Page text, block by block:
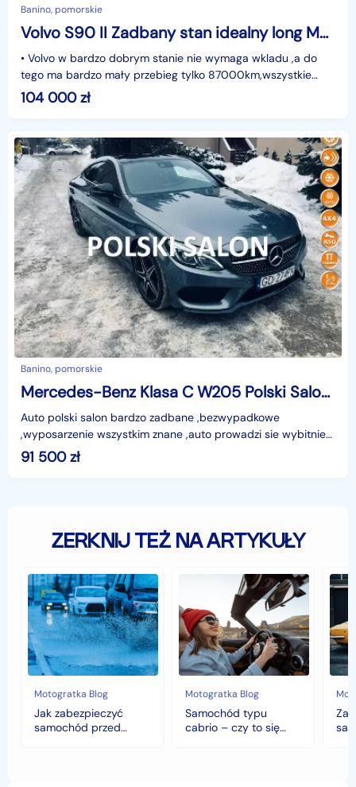
Banino, pomorskie
Volvo S90 II Zadbany stan idealny long Momentum przebieg 87000km
• Volvo w bardzo dobrym stanie nie wymaga wkladu ,a do
tego ma bardzo mały przebieg tylko 87000km,wszystkie
serwisy robione na czas ,olej nwymieniany co 8-10tys
104 000zł
Banino, pomorskie
Mercedes-Benz Klasa C W205 Polski Salon bezwypadkowy
Auto polski salon bardzo zadbane ,bezwypadkowe
,wyposarzenie wszystkim znane ,auto prowadzi sie wybitnie
jak to na mercedesa przystało,zapraszam do ogledzin i z
91 500zł
ZERKNIJ TEŻ NA ARTYKUŁY
Jak
zabezpieczyć
samochód
przed
jesiennymi
chłodami
i
deszczem?
Motogratka Blog
Jak zabezpieczyć
samochód przed
Samochód
cabrio
–
czy
to
się
opłaca
w
polskim
klimacie?
Motogratka Blog
Samochód typu
cabrio – czy to się
czyli